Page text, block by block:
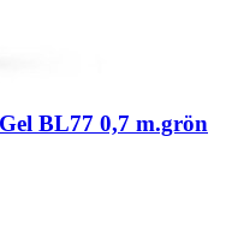
BL77 0,7 m.grön